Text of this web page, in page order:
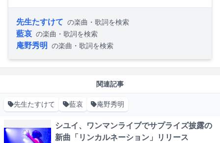
先生たすけて の楽曲・歌詞を検索
藍哀 の楽曲・歌詞を検索
庵野秀明 の楽曲・歌詞を検索
関連記事
先生たすけて 藍哀 庵野秀明
シユイ、ワンマンライブでサプライズ披露の
新曲「リンカルネーション」リリース